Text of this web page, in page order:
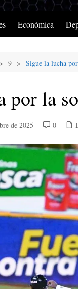
Económica
9 Sigue la lucha
por la
de 2025 0